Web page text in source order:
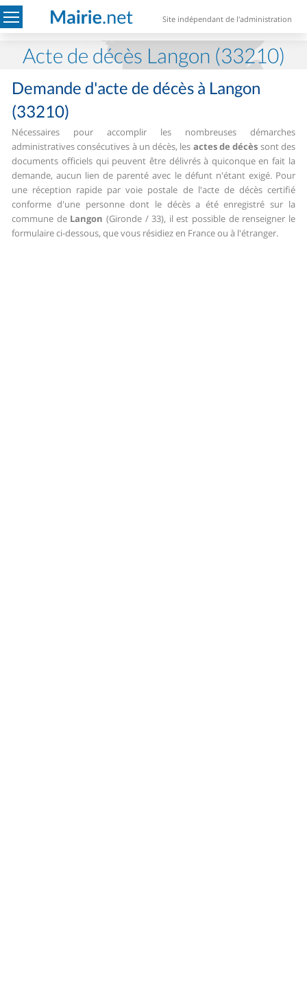
Site indépendant de l'administration
Acte de décès Langon (33210)
Demande d'acte de décès à Langon
(33210)
Nécessaires pour accomplir les nombreuses démarches
administratives consécutives à un décès, les actes de décès sont des
documents officiels qui peuvent être délivrés à quiconque en fait la
demande, aucun lien de parenté avec le défunt n'étant exigé.Pour
une réception rapide par voie postale de l'acte de décès certifié
conforme d'une personne dont le décès a été enregistré sur la
commune de Langon (Gironde / 33), il est possible de renseigner le
formulaire ci-dessous, que vous résidiez en France ou à l'étranger.